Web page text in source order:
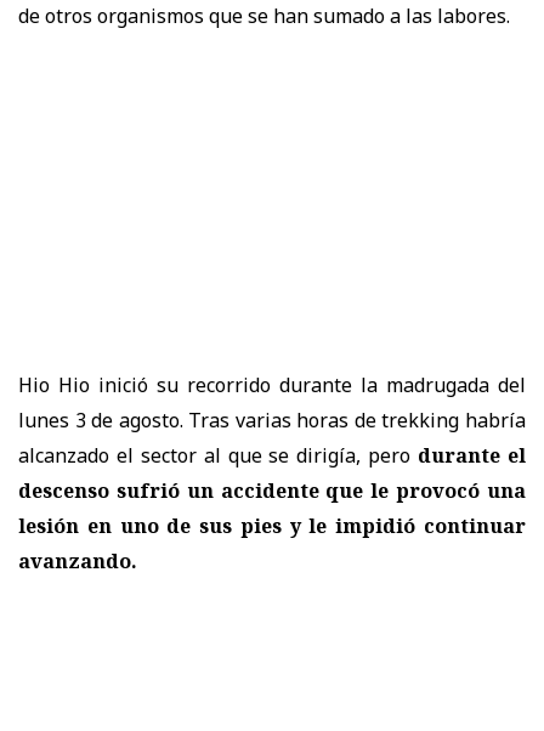
de otros organismos que se han sumado a las labores.
Hio Hio inició su recorrido durante la madrugada del
lunes 3 de agosto. Tras varias horas de trekking habría
alcanzado el sector al que se dirigía, pero durante el
descenso sufrió un accidente que le provocó una
lesión en uno de sus pies y le impidió continuar
avanzando.